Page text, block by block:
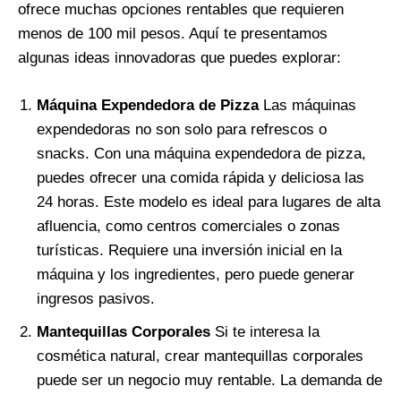
ofrece muchas opciones rentables que requieren
menos de 100 mil pesos. Aquí te presentamos
algunas ideas innovadoras que puedes explorar:
Máquina Expendedora de PizzaLas máquinas
expendedoras no son solo para refrescos o
snacks. Con una máquina expendedora de pizza,
puedes ofrecer una comida rápida y deliciosa las
24 horas. Este modelo es ideal para lugares de alta
afluencia, como centros comerciales o zonas
turísticas. Requiere una inversión inicial en la
máquina y los ingredientes, pero puede generar
ingresos pasivos.
Mantequillas Corporales Si te interesa la
cosmética natural, crear mantequillas corporales
puede ser un negocio muy rentable. La demanda de